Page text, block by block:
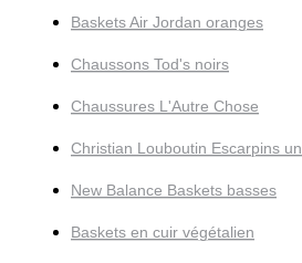
Baskets Air Jordan oranges
Chaussons Tod's noirs
Chaussures L'Autre Chose
Christian Louboutin Escarpins
New Balance Baskets basses
Baskets en cuir végétalien